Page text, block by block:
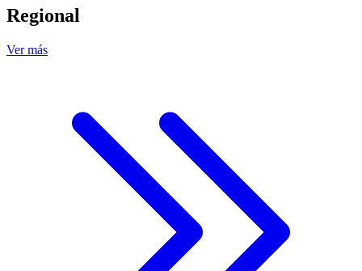
Regional
Ver más